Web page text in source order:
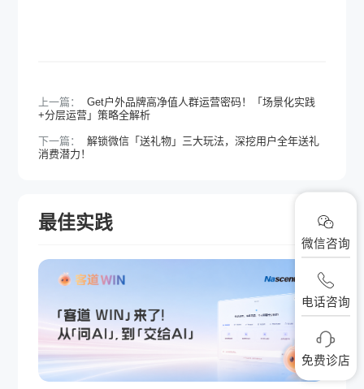
上一篇：
Get户外品牌高净值人群运营密码！「场景化实践
+分层运营」策略全解析
下一篇：
解锁微信「送礼物」三大玩法，深挖用户全年送礼
消费潜力！
最佳实践 更多
微信咨询
电话咨询
免费诊店